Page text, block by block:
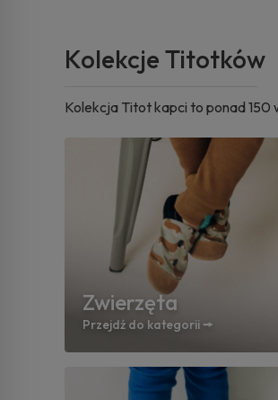
Kolekcje Titotków
Kolekcja Titot kapci to ponad 150
Zwierzęta
Przejdź do kategorii 🠚